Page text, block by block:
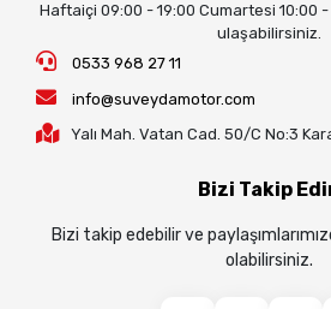
Haftaiçi 09:00 - 19:00 Cumartesi 10:00
ulaşabilirsiniz.
0533 968 27 11
info@suveydamotor.com
Yalı Mah. Vatan Cad. 50/C No:3
Bizi Takip
Bizi takip edebilir ve
olabilirsiniz.